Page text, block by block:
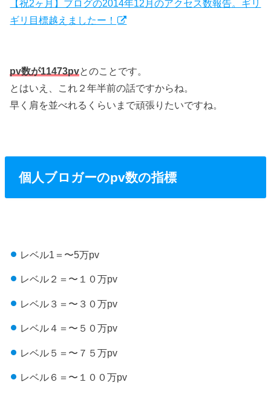
【祝2ヶ月】ブログの2014年12月のアクセス数報告。ギリ
ギリ目標越えましたー！
pv数が11473pvとのことです。
とはいえ、これ２年半前の話ですからね。
早く肩を並べれるくらいまで頑張りたいですね。
個人ブロガーのpv数の指標
レベル1＝〜5万pv
レベル２＝〜１０万pv
レベル３＝〜３０万pv
レベル４＝〜５０万pv
レベル５＝〜７５万pv
レベル６＝〜１００万pv